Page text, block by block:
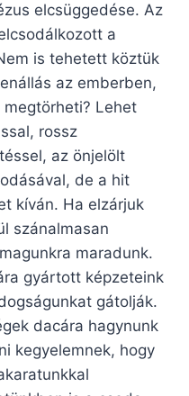
elcsüggedése. Az
a
is tehetett köztük
az emberben,
Lehet
rossz
az önjelölt
de a hit
kíván. Ha elzárjuk
szánalmasan
maradunk.
gyártott képzeteink
gátolják.
dacára hagynunk
kegyelemnek, hogy